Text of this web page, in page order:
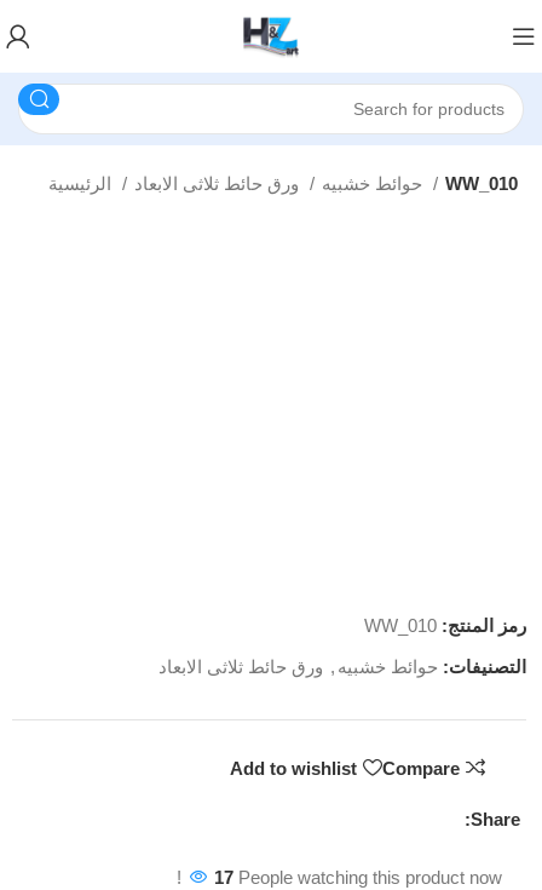
WW_010
رمز المنتج:WW_010
التصنيفات: حوائط خشبيه , ورق حائط ثلاثى الابعاد
Compare
Add to wishlist
Share:
17 People watching this product now!